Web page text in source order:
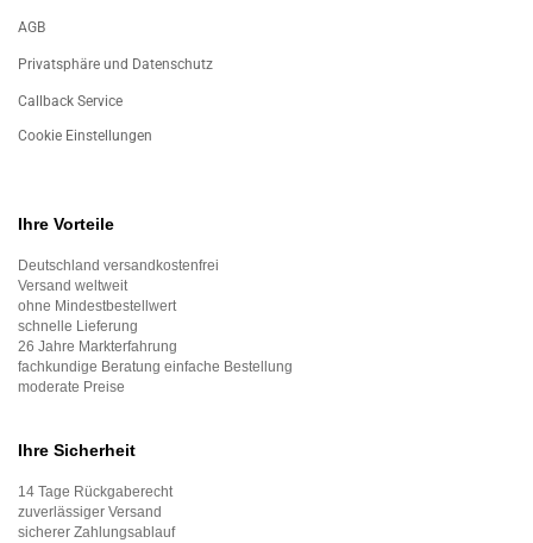
AGB
Privatsphäre und Datenschutz
Callback Service
Cookie Einstellungen
Ihre Vorteile
Deutschland versandkostenfrei
Versand weltweit
ohne Mindestbestellwert
schnelle Lieferung
26 Jahre Markterfahrung
fachkundige Beratung einfache Bestellung
moderate Preise
Ihre Sicherheit
14 Tage Rückgaberecht
zuverlässiger Versand
sicherer Zahlungsablauf